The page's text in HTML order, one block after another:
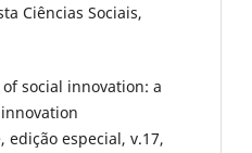
Ciências Sociais,
social innovation: a
edição especial, v.17,